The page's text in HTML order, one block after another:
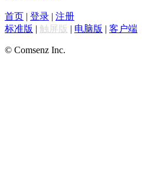
首页 | 登录 | 注册
标准版 | 触屏版 | 电脑版 | 客户端
© Comsenz Inc.